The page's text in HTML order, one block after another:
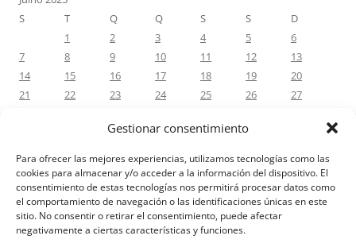
Gestionar consentimiento
Para ofrecer las mejores experiencias, utilizamos tecnologías como las
cookies para almacenar y/o acceder a la información del dispositivo. El
consentimiento de estas tecnologías nos permitirá procesar datos como
el comportamiento de navegación o las identificaciones únicas en este
sitio. No consentir o retirar el consentimiento, puede afectar
negativamente a ciertas características y funciones.
S
T Q Q S S
D
1
2 3 4 5
6
7
8 9 10 11 12
13
14
15 16 17 18 19
20
21
22 23 24 25 26
27
COMENTÁRIOS RECENTES